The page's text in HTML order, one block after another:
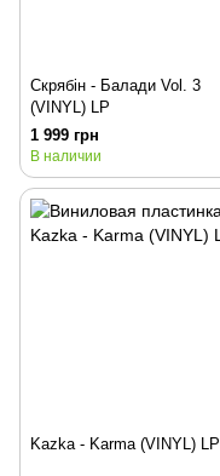
Скрябін - Балади Vol. 3
(VINYL) LP
1 999 грн
В наличии
Kazka - Karma (VINYL) LP